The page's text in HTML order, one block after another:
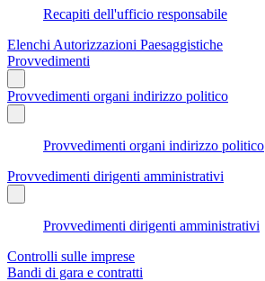
Recapiti dell'ufficio responsabile
Elenchi Autorizzazioni Paesaggistiche
Provvedimenti
Provvedimenti organi indirizzo politico
Provvedimenti organi indirizzo politico
Provvedimenti dirigenti amministrativi
Provvedimenti dirigenti amministrativi
Controlli sulle imprese
Bandi di gara e contratti